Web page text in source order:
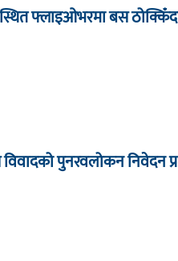
फ्लाइओभरमा बस
पुनरवलोकन निवेदन